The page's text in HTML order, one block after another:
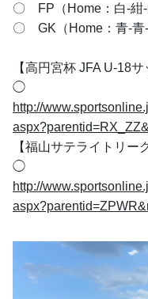
〇　FP（Home：白-紺
〇　GK（Home：青-青
【高円宮杯 JFA U-18
http://
【福山サテライトリー
http://